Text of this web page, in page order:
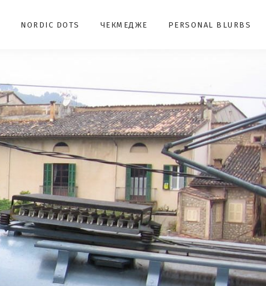
NORDIC DOTS ЧЕКМЕДЖЕ PERSONAL BLURBS